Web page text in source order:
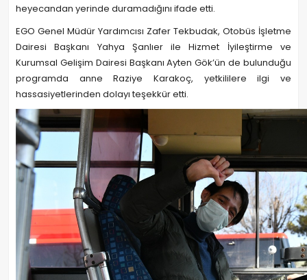
heyecandan yerinde duramadığını ifade etti.
EGO Genel Müdür Yardımcısı Zafer Tekbudak, Otobüs İşletme
Dairesi Başkanı Yahya Şanlıer ile Hizmet İyileştirme ve
Kurumsal Gelişim Dairesi Başkanı Ayten Gök’ün de bulunduğu
programda anne Raziye Karakoç, yetkililere ilgi ve
hassasiyetlerinden dolayı teşekkür etti.